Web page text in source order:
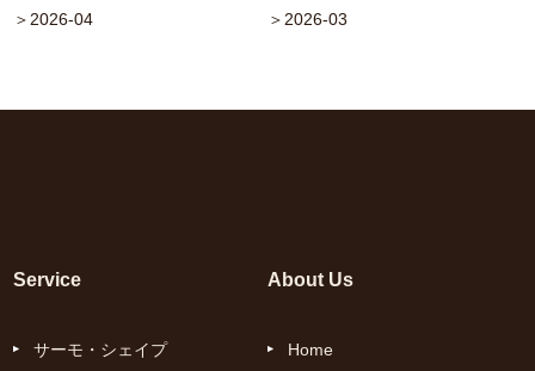
＞2026-04 ＞2026-03
Service
サーモ・シェイプ
About Us
Home